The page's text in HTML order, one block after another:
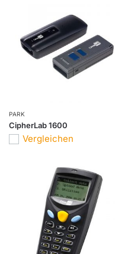
PARK
CipherLab 1600
Vergleichen